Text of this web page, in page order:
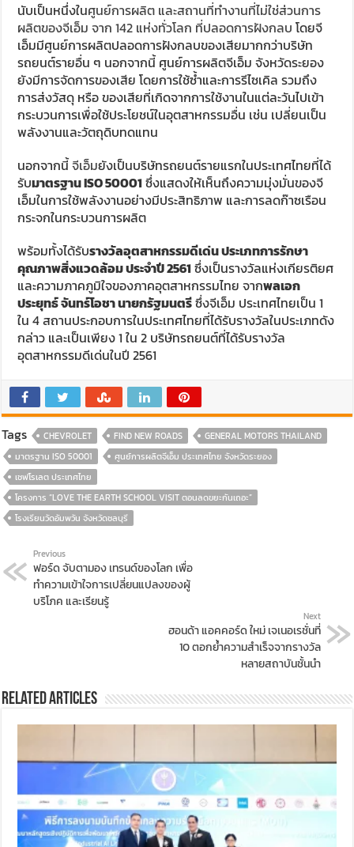
นับเป็นหนึ่งในศูนย์การผลิต และสถานที่ทำงานที่ไม่ใช่ส่วนการ
ผลิตของจีเอ็ม จาก 142 แห่งทั่วโลก ที่ปลอดการฝังกลบ โดยจี
เอ็มมีศูนย์การผลิตปลอดการฝังกลบของเสียมากกว่าบริษัท
รถยนต์รายอื่น ๆ นอกจากนี้ ศูนย์การผลิตจีเอ็ม จังหวัดระยอง
ยังมีการจัดการของเสีย โดยการใช้ซ้ำและการรีไซเคิล รวมถึง
การส่งวัสดุ หรือ ของเสียที่เกิดจากการใช้งานในแต่ละวันไปเข้า
กระบวนการเพื่อใช้ประโยชน์ในอุตสาหกรรมอื่น เช่น เปลี่ยนเป็น
พลังงานและวัตถุดิบทดแทน
นอกจากนี้จีเอ็มยังเป็นบริษัทรถยนต์รายแรกในประเทศไทยที่ได้
รับมาตรฐาน ISO 50001ซึ่งแสดงให้เห็นถึงความมุ่งมั่นของจี
เอ็มในการใช้พลังงานอย่างมีประสิทธิภาพ และการลดก๊าซเรือน
กระจกในกระบวนการผลิต
พร้อมทั้งได้รับรางวัลอุตสาหกรรมดีเด่น ประเภทการรักษา
คุณภาพสิ่งแวดล้อม ประจำปี 2561ซึ่งเป็นรางวัลแห่งเกียรติยศ
และความภาคภูมิใจของภาคอุตสาหกรรมไทย จากพลเอก
ประยุทธ์ จันทร์โอชา นายกรัฐมนตรีซึ่งจีเอ็ม ประเทศไทยเป็น 1
ใน 4 สถานประกอบการในประเทศไทยที่ได้รับรางวัลในประเภทดัง
กล่าว และเป็นเพียง 1 ใน 2 บริษัทรถยนต์ที่ได้รับรางวัล
อุตสาหกรรมดีเด่นในปี 2561
Tags CHEVROLET FIND NEW ROADS
GENERAL MOTORS THAILAND
มาตรฐาน ISO 50001
ศูนย์การผลิตจีเอ็ม ประเทศไทย จังหวัดระยอง
เชฟโรเลต ประเทศไทย
โครงการ “LOVE THE EARTH SCHOOL VISIT ตอนลดขยะกันเถอะ”
โรงเรียนวัดอัมพวัน จังหวัดชลบุรี
Previous
ฟอร์ด จับตามอง เทรนด์ของโลก เพื่อ
ทำความเข้าใจการเปลี่ยนแปลงของผู้
บริโภค และเรียนรู้
Next
ฮอนด้า แอคคอร์ด ใหม่ เจเนอเรชั่นที่
10 ตอกย้ำความสำเร็จจากรางวัล
หลายสถาบันชั้นนำ
Related Articles